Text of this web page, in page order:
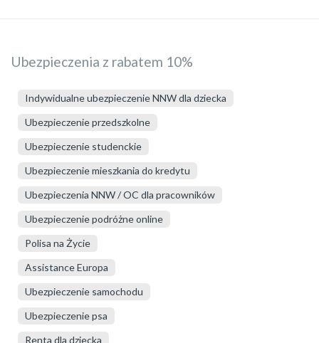
Ubezpieczenia z rabatem 10%
Indywidualne ubezpieczenie NNW dla dziecka
Ubezpieczenie przedszkolne
Ubezpieczenie studenckie
Ubezpieczenie mieszkania do kredytu
Ubezpieczenia NNW / OC dla pracowników
Ubezpieczenie podróżne online
Polisa na Życie
Assistance Europa
Ubezpieczenie samochodu
Ubezpieczenie psa
Renta dla dziecka